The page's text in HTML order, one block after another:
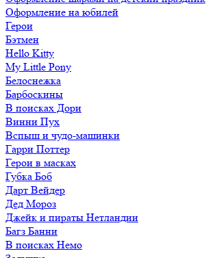
Оформление на юбилей
Герои
Бэтмен
Hello Kitty
My Little Pony
Белоснежка
Барбоскины
В поисках Дори
Винни Пух
Вспыш и чудо-машинки
Гарри Поттер
Герои в масках
Губка Боб
Дарт Вейдер
Дед Мороз
Джейк и пираты Нетландии
Багз Банни
В поисках Немо